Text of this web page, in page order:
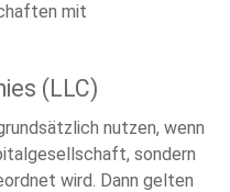
mit
(LLC)
nutzen, wenn
sondern
wird. Dann gelten